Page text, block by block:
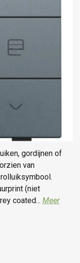
gordijnen of
van
(niet
coated... Meer